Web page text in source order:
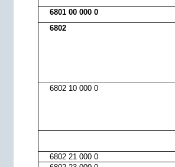
6801 00 000 0
6802
6802 10 000 0
6802 21 000 0